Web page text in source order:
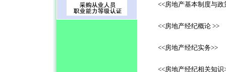
<<房地产基本制度与政
<<房地产经纪概论 >>
<<房地产经纪实务>>
<<房地产经纪相关知识